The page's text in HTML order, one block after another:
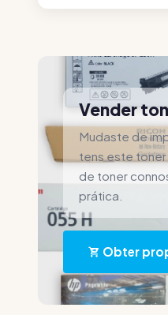
Vender
Mudaste de
tens este toner
de toner
prática.
Obter